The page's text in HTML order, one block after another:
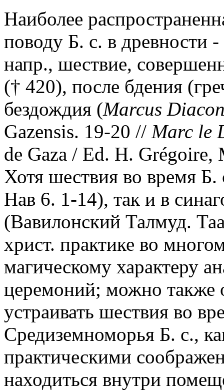
Наиболее
поводу Б. с. в древности
напр., шествие,
(† 420), после бдения
бездождия (Marcus
Gazensis. 19-20 // Marc le
de Gaza / Ed. H.
Хотя шествия во время
Нав 6. 1-14), так и в
(Вавилонский Талмуд.
христ. практике во
магическому характеру
церемоний; можно также
устраивать шествия во
Средиземноморья Б. с.,
практическими
находиться внутри